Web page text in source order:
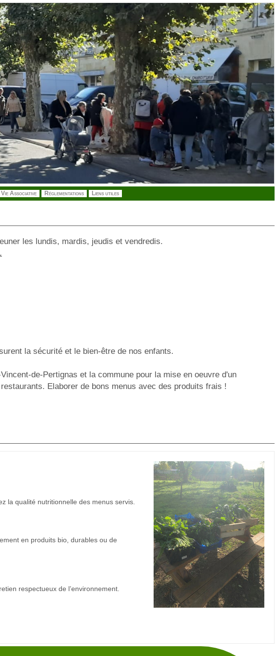
Vie Associative Réglementations Liens utiles
les lundis, mardis, jeudis et vendredis.
la sécurité et le bien-être de nos enfants.
de-Pertignas et la commune pour la mise en oeuvre d'un
Elaborer de bons menus avec des produits frais !
la qualité nutritionnelle des menus servis.
en produits bio, durables ou de
respectueux de l’environnement.